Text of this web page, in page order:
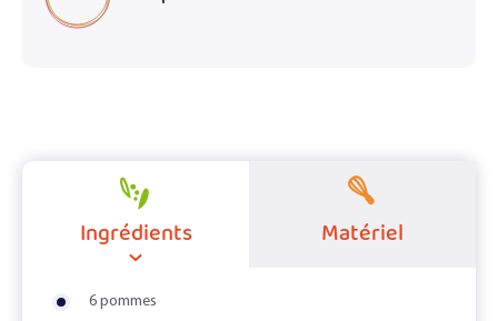
Ingrédients Matériel
6 pommes